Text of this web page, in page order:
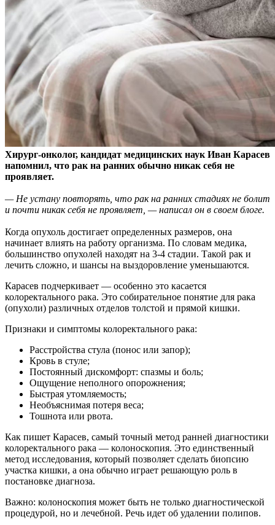
Хирург-онколог, кандидат медицинских наук Иван Карасев
напомнил, что рак на ранних обычно никак себя не
проявляет.
— Не устану повторять, что рак на ранних стадиях не болит
и почти никак себя не проявляет, — написал он в своем блоге.
Когда опухоль достигает определенных размеров, она
начинает влиять на работу организма. По словам медика,
большинство опухолей находят на 3-4 стадии. Такой рак и
лечить сложно, и шансы на выздоровление уменьшаются.
Карасев подчеркивает — особенно это касается
колоректального рака. Это собирательное понятие для рака
(опухоли) различных отделов толстой и прямой кишки.
Признаки и симптомы колоректального рака:
Расстройства стула (понос или запор);
Кровь в стуле;
Постоянный дискомфорт: спазмы и боль;
Ощущение неполного опорожнения;
Быстрая утомляемость;
Необъяснимая потеря веса;
Тошнота или рвота.
Как пишет Карасев, самый точный метод ранней диагностики
колоректального рака — колоноскопия. Это единственный
метод исследования, который позволяет сделать биопсию
участка кишки, а она обычно играет решающую роль в
постановке диагноза.
Важно: колоноскопия может быть не только диагностической
процедурой, но и лечебной. Речь идет об удалении полипов.